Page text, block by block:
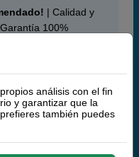
| Calidad y
100%
45 (Negro)
€
el pack:
análisis con el fin
y garantizar que la
también puedes